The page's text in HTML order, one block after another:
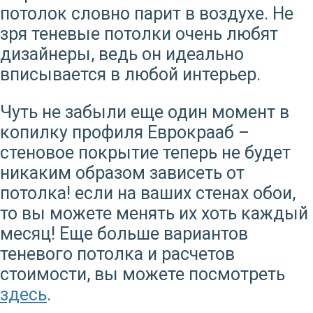
потолок словно парит в воздухе. Не
зря теневые потолки очень любят
дизайнеры, ведь он идеально
вписывается в любой интерьер.
Чуть не забыли еще один момент в
копилку профиля Еврокрааб –
стеновое покрытие теперь не будет
никаким образом зависеть от
потолка! если на ваших стенах обои,
то вы можете менять их хоть каждый
месяц! Еще больше вариантов
теневого потолка и расчетов
стоимости, вы можете посмотреть
здесь.